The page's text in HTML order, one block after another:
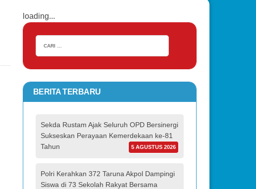
loading...
BERITA TERBARU
Sekda Rustam Ajak Seluruh OPD Bersinergi
Sukseskan Perayaan Kemerdekaan ke-81
Tahun
5 AGUSTUS 2026
Polri Kerahkan 372 Taruna Akpol Dampingi
Siswa di 73 Sekolah Rakyat Bersama